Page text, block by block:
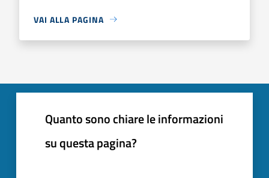
VAI ALLA PAGINA
Quanto sono chiare le informazioni
su questa pagina?